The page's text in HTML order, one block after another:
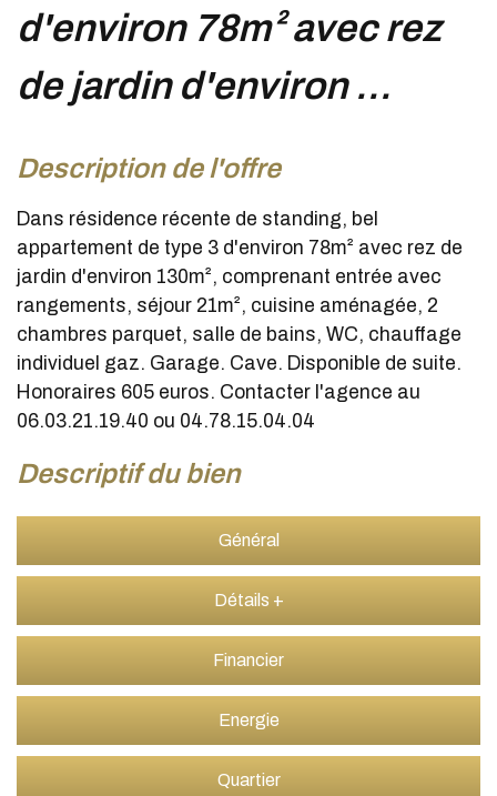
d'environ 78m² avec rez
de jardin d'environ ...
description de l'offre
Dans résidence récente de standing, bel
appartement de type 3 d'environ 78m² avec rez de
jardin d'environ 130m², comprenant entrée avec
rangements, séjour 21m², cuisine aménagée, 2
chambres parquet, salle de bains, WC, chauffage
individuel gaz. Garage. Cave. Disponible de suite.
Honoraires 605 euros. Contacter l'agence au
06.03.21.19.40 ou 04.78.15.04.04
descriptif du bien
Général
Détails +
Financier
Energie
Quartier